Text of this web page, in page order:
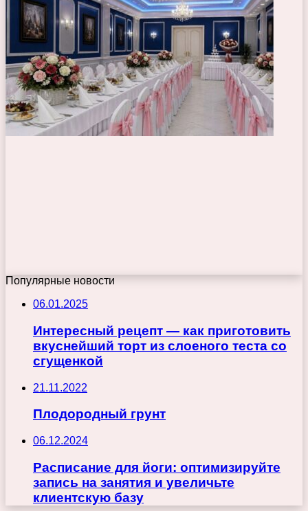
Популярные новости
06.01.2025
Интересный рецепт — как приготовить
вкуснейший торт из слоеного теста со
сгущенкой
21.11.2022
Плодородный грунт
06.12.2024
Расписание для йоги: оптимизируйте
запись на занятия и увеличьте
клиентскую базу